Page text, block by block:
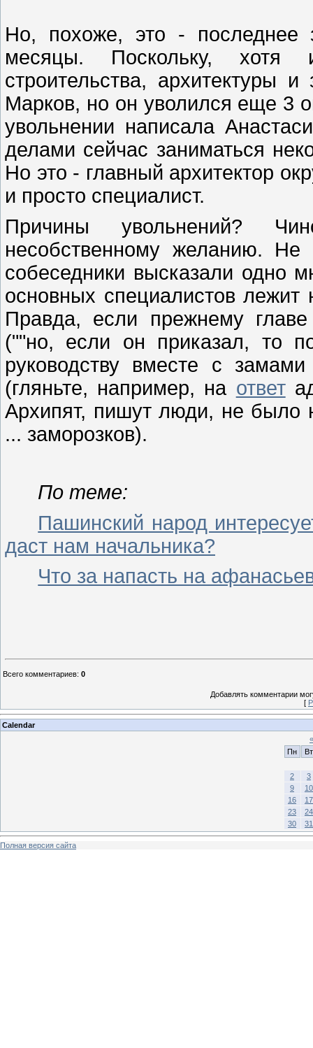
Но, похоже, это - последнее
месяцы. Поскольку,
строительства, архитектуры
Марков, но он уволился еще 3
увольнении написала
делами сейчас заниматься
Но это - главный архитектор
и просто специалист.
Причины увольнений?
несобственному желанию.
собеседники высказали одно
основных специалистов лежит
Правда, если прежнему
(""но, если он приказал, то
руководству вместе с
(гляньте, например, на ответ
Архипят, пишут люди, не было
... заморозков).
По теме:
Пашинский народ
даст нам начальника?
Что за напасть на
Всего комментариев: 0
Добавлять комментарии
[
Calendar
«
Пн
Вт
2
3
9
10
16
17
23
24
30
31
Полная версия сайта